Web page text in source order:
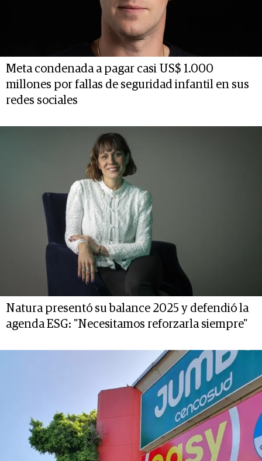
Meta condenada a pagar casi US$ 1.000
millones por fallas de seguridad infantil en sus
redes sociales
Natura presentó su balance 2025 y defendió la
agenda ESG: "Necesitamos reforzarla siempre"